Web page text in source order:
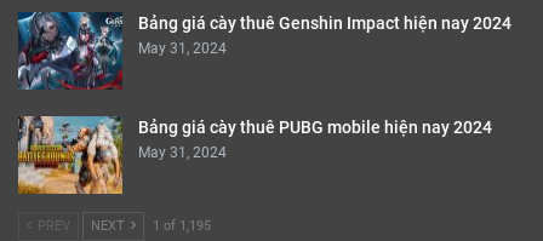
Bảng giá cày thuê Genshin Impact hiện nay 2024
May 31, 2024
Bảng giá cày thuê PUBG mobile hiện nay 2024
May 31, 2024
PREV NEXT 1 of 1,195